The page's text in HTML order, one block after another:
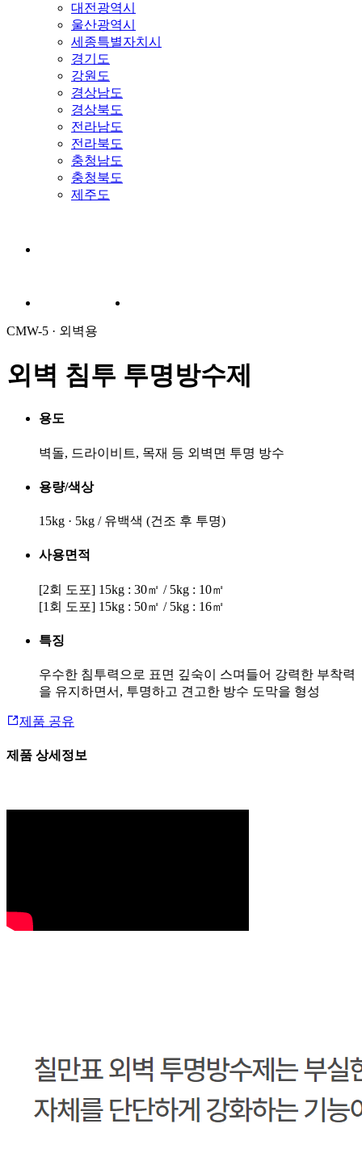
대전광역시
울산광역시
세종특별자치시
경기도
강원도
경상남도
경상북도
전라남도
전라북도
충청남도
충청북도
제주도
CMW-5 · 외벽용
외벽 침투 투명방수제
용도
벽돌, 드라이비트, 목재 등 외벽면 투명 방수
용량/색상
15kg · 5kg / 유백색 (건조 후 투명)
사용면적
[2회 도포] 15kg : 30㎡ / 5kg : 10㎡
[1회 도포] 15kg : 50㎡ / 5kg : 16㎡
특징
우수한 침투력으로 표면 깊숙이 스며들어 강력한 부착력
을 유지하면서, 투명하고 견고한 방수 도막을 형성
제품 공유
제품 상세정보